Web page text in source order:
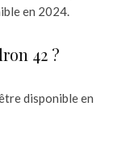
en 2024.
42 ?
disponible en